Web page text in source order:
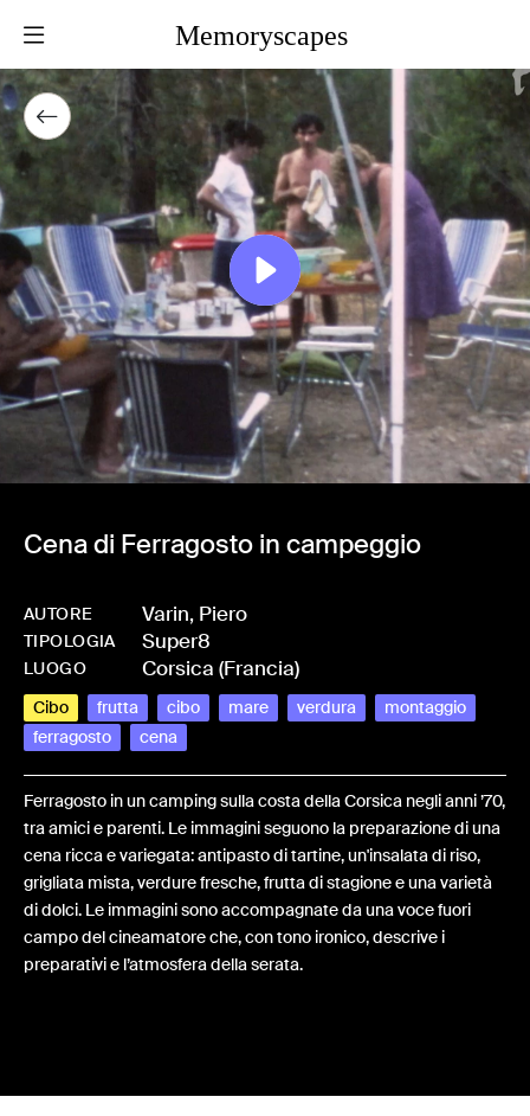
Memoryscapes
Cena di Ferragosto in campeggio
AUTORE Varin, Piero
TIPOLOGIA Super8
LUOGO Corsica (Francia)
Cibo frutta cibo mare verdura
montaggio
ferragosto
cena
Ferragosto in un camping sulla costa della Corsica negli anni ’70,
tra amici e parenti. Le immagini seguono la preparazione di una
cena ricca e variegata: antipasto di tartine, un'insalata di riso,
grigliata mista, verdure fresche, frutta di stagione e una varietà
di dolci. Le immagini sono accompagnate da una voce fuori
campo del cineamatore che, con tono ironico, descrive i
preparativi e l’atmosfera della serata.